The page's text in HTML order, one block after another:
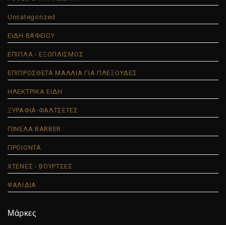
Uncategorized
ΕΙΔΗ ΒΑΦΕΙΟΥ
ΕΠΙΠΛΑ - ΕΞΟΠΛΙΣΜΟΣ
ΕΠΙΠΡΟΣΘΕΤΑ ΜΑΛΛΙΑ ΓΙΑ ΠΛΕΞΟΥΔΕΣ
ΗΛΕΚΤΡΙΚΑ ΕΙΔΗ
ΞΥΡΑΦΙΑ-ΦΑΛΤΣΕΤΕΣ
ΠΙΝΕΛΑ BARBER
ΠΡΟΙΟΝΤΑ
ΧΤΕΝΕΣ - ΒΟΥΡΤΣΕΣ
ΨΑΛΙΔΙΑ
Μάρκες